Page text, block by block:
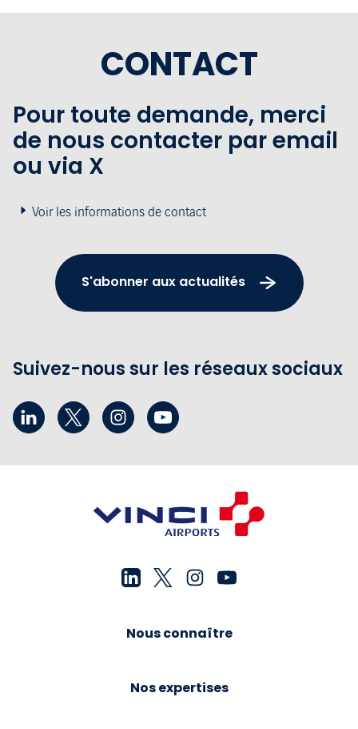
CONTACT
Pour toute demande, merci
de nous contacter par email
ou via X
Voir les informations de contact
S'abonner aux actualités
Suivez-nous sur les réseaux sociaux
Nous connaître
Nos expertises